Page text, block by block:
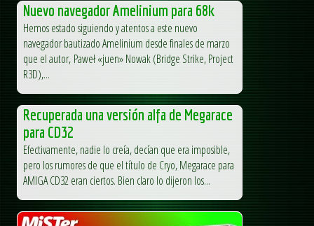
Nuevo navegador Amelinium para 68k
Hemos estado siguiendo y atentos a este nuevo
navegador bautizado Amelinium desde finales de marzo
que el autor, Paweł «juen» Nowak (Bridge Strike, Project
R3D),...
Recuperada una versión alfa de Megarace
para CD32
Efectivamente, nadie lo creía, decían que era imposible,
pero los rumores de que el título de Cryo, Megarace para
AMIGA CD32 eran ciertos. Bien claro lo dijeron los...